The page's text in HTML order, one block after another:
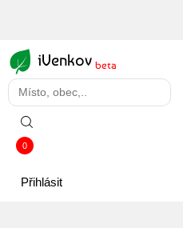
iVenkov beta
0
Přihlásit